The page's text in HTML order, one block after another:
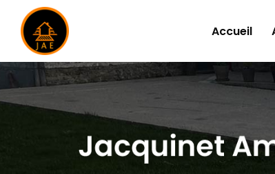
contenu
principal
Accueil